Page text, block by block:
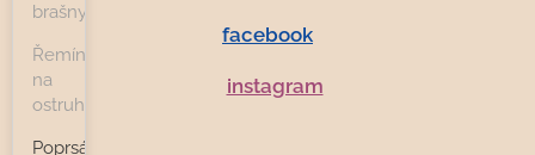
brašny
Řemínky
na
ostruhy
Poprsáky
facebook
instagram